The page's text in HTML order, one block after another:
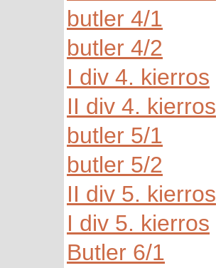
butler 4/1
butler 4/2
I div 4. kierros
II div 4. kierros
butler 5/1
butler 5/2
II div 5. kierros
I div 5. kierros
Butler 6/1